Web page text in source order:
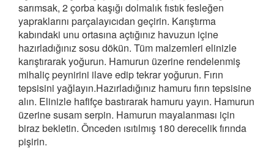
sarımsak, 2 çorba kaşığı dolmalık fıstık fesleğen
yapraklarını parçalayıcıdan geçirin. Karıştırma
kabındaki unu ortasına açtığınız havuzun içine
hazırladığınız sosu dökün. Tüm malzemleri elinizle
karıştırarak yoğurun. Hamurun üzerine rendelenmiş
mihaliç peynirini ilave edip tekrar yoğurun. Fırın
tepsisini yağlayın.Hazırladığınız hamuru fırın tepsisine
alın. Elinizle hafifçe bastırarak hamuru yayın. Hamurun
üzerine susam serpin. Hamurun mayalanması için
biraz bekletin. Önceden ısıtılmış 180 derecelik fırında
pişirin.